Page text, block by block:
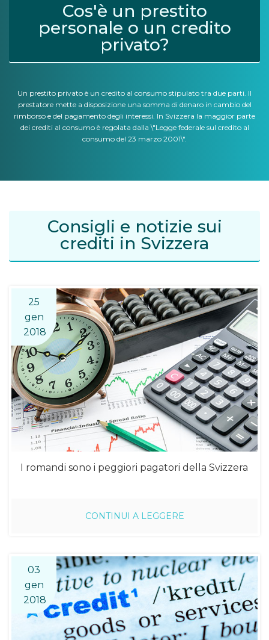
Cos'è un prestito
personale o un credito
privato?
Un prestito privato è un credito al consumo stipulato tra due parti. Il
prestatore mette a disposizione una somma di denaro in cambio del
rimborso e del pagamento degli interessi. In Svizzera la maggior parte
dei crediti al consumo è regolata dalla \"Legge federale sul credito al
consumo del 23 marzo 2001\".
Consigli e notizie sui
crediti in Svizzera
25
gen
2018
I romandi sono i peggiori pagatori della Svizzera
CONTINUI A LEGGERE
03
gen
2018